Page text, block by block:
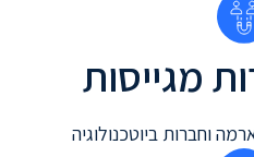
מגייסות
וחברות ביוטכנולוגיה